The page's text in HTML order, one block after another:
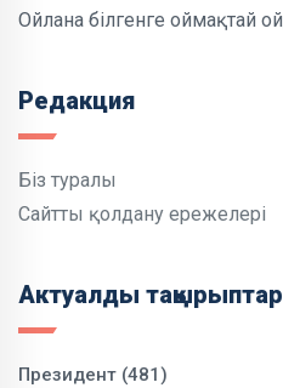
Ойлана білгенге оймақтай
Редакция
Біз туралы
Сайтты қолдану ережелері
Актуалды тақырыптар
Президент (481)